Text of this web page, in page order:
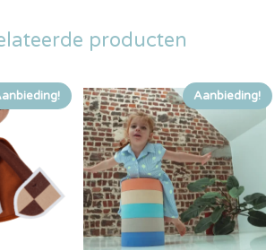
producten
Aanbieding!